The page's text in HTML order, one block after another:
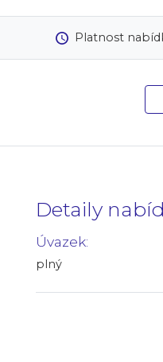
Platnost
Detaily
Úvazek:
plný